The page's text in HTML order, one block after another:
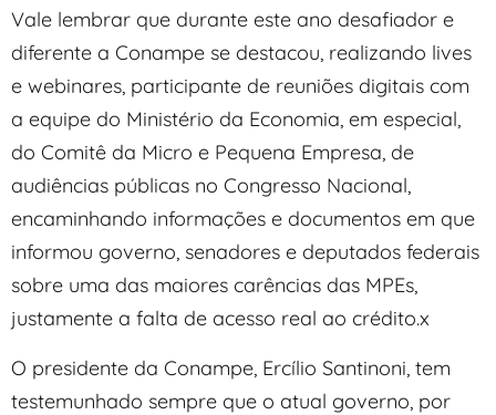
Vale lembrar que durante este ano desafiador e
diferente a Conampe se destacou, realizando lives
e webinares, participante de reuniões digitais com
a equipe do Ministério da Economia, em especial,
do Comitê da Micro e Pequena Empresa, de
audiências públicas no Congresso Nacional,
encaminhando informações e documentos em que
informou governo, senadores e deputados federais
sobre uma das maiores carências das MPEs,
justamente a falta de acesso real ao crédito.x
O presidente da Conampe, Ercílio Santinoni, tem
testemunhado sempre que o atual governo, por